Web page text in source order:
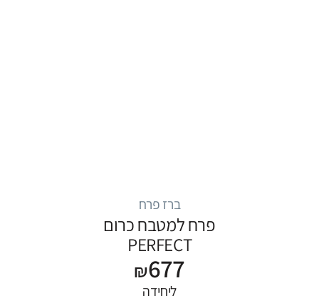
ברז פרח
פרח למטבח כרום
PERFECT
₪677
ליחידה